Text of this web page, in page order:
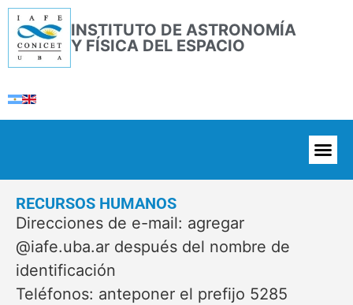
INSTITUTO DE ASTRONOMÍA
Y FÍSICA DEL ESPACIO
RECURSOS HUMANOS
Direcciones de e-mail: agregar
@iafe.uba.ar después del nombre de
identificación
Teléfonos: anteponer el prefijo 5285